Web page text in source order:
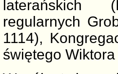
laterańskich
regularnych
1114),
świętego